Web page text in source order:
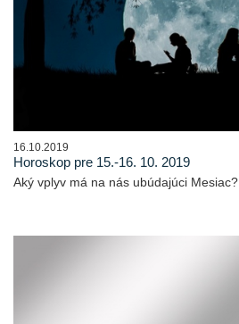
16.10.2019
Horoskop pre 15.-16. 10. 2019
Aký vplyv má na nás ubúdajúci Mesiac?